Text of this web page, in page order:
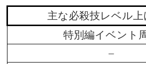
主な必殺技レベル上
特別編イベント
–